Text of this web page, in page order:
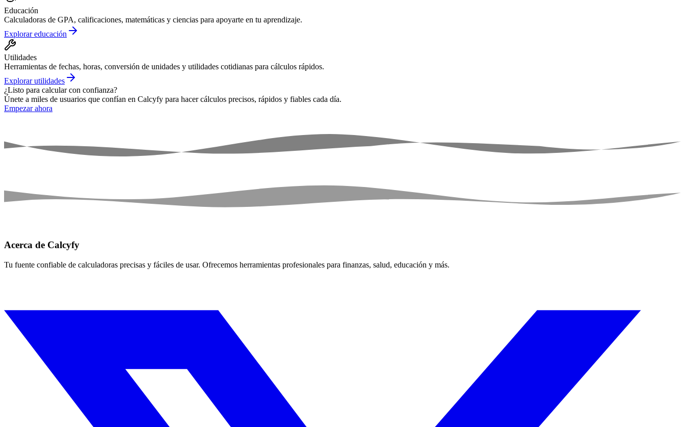
Educación
Calculadoras de GPA, calificaciones, matemáticas y ciencias para apoyarte en tu aprendizaje.
Explorar educación
Utilidades
Herramientas de fechas, horas, conversión de unidades y utilidades cotidianas para cálculos rápidos.
Explorar utilidades
¿Listo para calcular con confianza?
Únete a miles de usuarios que confían en Calcyfy para hacer cálculos precisos, rápidos y fiables cada día.
Empezar ahora
Acerca de Calcyfy
Tu fuente confiable de calculadoras precisas y fáciles de usar. Ofrecemos herramientas profesionales para finanzas, salud, educación y más.